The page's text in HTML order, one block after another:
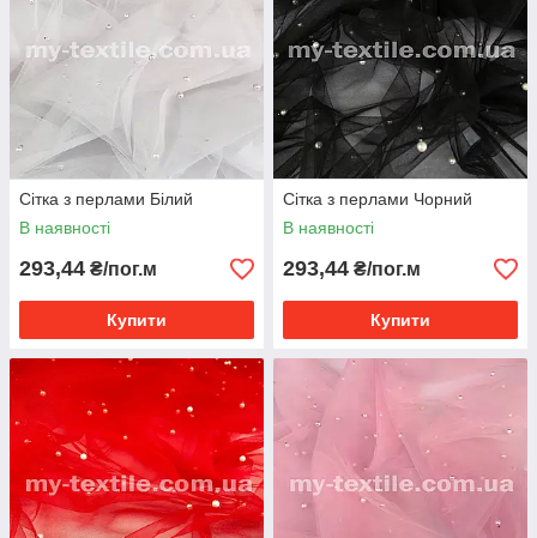
Сітка з перлами Білий
В наявності
293,44 ₴/пог.м
Купити
Сітка з перлами Чорний
В наявності
293,44 ₴/пог.м
Купити